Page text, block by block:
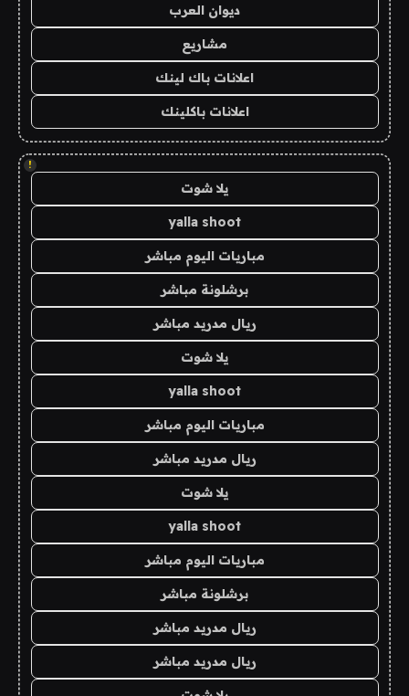
ديوان العرب
مشاريع
اعلانات باك لينك
اعلانات باكلينك
!
يلا شوت
yalla shoot
مباريات اليوم مباشر
برشلونة مباشر
ريال مدريد مباشر
يلا شوت
yalla shoot
مباريات اليوم مباشر
ريال مدريد مباشر
يلا شوت
yalla shoot
مباريات اليوم مباشر
برشلونة مباشر
ريال مدريد مباشر
ريال مدريد مباشر